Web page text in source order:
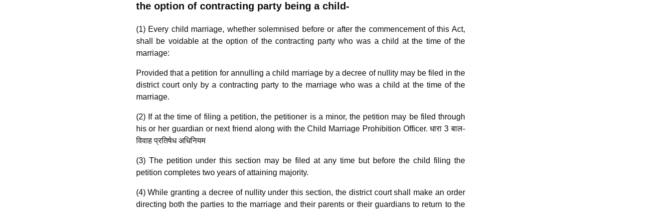
the option of contracting party being a child-
(1) Every child marriage, whether solemnised before or after the commencement of this Act,
shall be voidable at the option of the contracting party who was a child at the time of the
marriage:
Provided that a petition for annulling a child marriage by a decree of nullity may be filed in the
district court only by a contracting party to the marriage who was a child at the time of the
marriage.
(2) If at the time of filing a petition, the petitioner is a minor, the petition may be filed through
his or her guardian or next friend along with the Child Marriage Prohibition Officer. धारा 3 बाल-
विवाह प्रतिषेध अधिनियम
(3) The petition under this section may be filed at any time but before the child filing the
petition completes two years of attaining majority.
(4) While granting a decree of nullity under this section, the district court shall make an order
directing both the parties to the marriage and their parents or their guardians to return to the